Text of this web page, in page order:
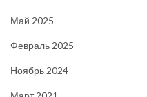
Май 2025
Февраль 2025
Ноябрь 2024